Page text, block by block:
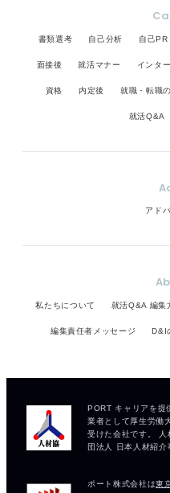
書類選考 自己分析 自己PR
面接後 就活マナー インタ
資格 内定後 就職・転職
就活Q&A
アド
私たちについて 就活Q&A 編集
編集責任者メッセージ D&I